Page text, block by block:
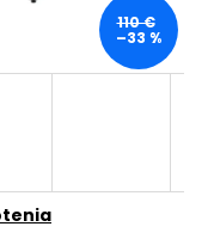
110 €
–33 %